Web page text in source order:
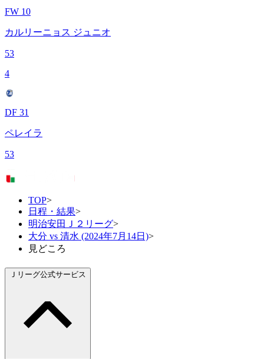
FW 10
カルリーニョス ジュニオ
53
4
DF 31
ペレイラ
53
TOP>
日程・結果>
明治安田Ｊ２リーグ>
大分 vs 清水 (2024年7月14日)>
見どころ
Ｊリーグ公式サービス